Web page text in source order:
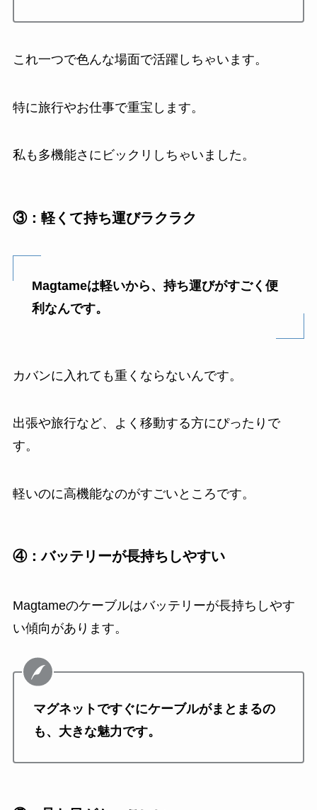
これ一つで色んな場面で活躍しちゃいます。
特に旅行やお仕事で重宝します。
私も多機能さにビックリしちゃいました。
③：軽くて持ち運びラクラク
Magtameは軽いから、持ち運びがすごく便
利なんです。
カバンに入れても重くならないんです。
出張や旅行など、よく移動する方にぴったりで
す。
軽いのに高機能なのがすごいところです。
④：バッテリーが長持ちしやすい
Magtameのケーブルはバッテリーが長持ちしやす
い傾向があります。
マグネットですぐにケーブルがまとまるの
も、大きな魅力です。